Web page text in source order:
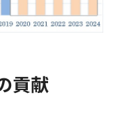
貢献